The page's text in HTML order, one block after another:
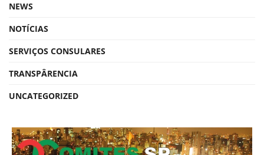
NEWS
NOTÍCIAS
SERVIÇOS CONSULARES
TRANSPÂRENCIA
UNCATEGORIZED